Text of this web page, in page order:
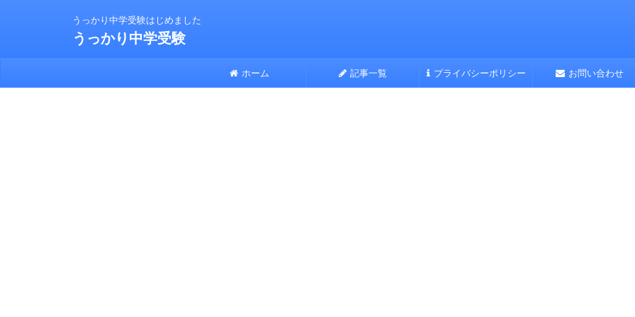
うっかり中学受験はじめました
うっかり中学受験
ホーム 記事一覧 プライバシーポリシー お問い合わせ